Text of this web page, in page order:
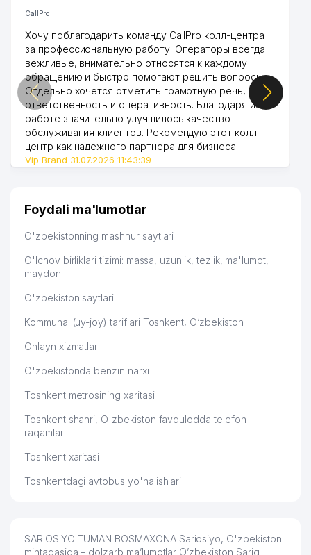
CallPro
Хочу поблагодарить команду CallPro колл-центра
за профессиональную работу. Операторы всегда
вежливые, внимательно относятся к каждому
обращению и быстро помогают решить вопросы.
Отдельно хочется отметить грамотную речь,
ответственность и оперативность. Благодаря их
работе значительно улучшилось качество
обслуживания клиентов. Рекомендую этот колл-
центр как надежного партнера для бизнеса.
Vip Brand 31.07.2026 11:43:39
Foydali ma'lumotlar
O'zbekistonning mashhur saytlari
O'lchov birliklari tizimi: massa, uzunlik, tezlik, ma'lumot,
maydon
O'zbekiston saytlari
Kommunal (uy-joy) tariflari Toshkent, O‘zbekiston
Onlayn xizmatlar
O'zbekistonda benzin narxi
Toshkent metrosining xaritasi
Toshkent shahri, O'zbekiston favqulodda telefon
raqamlari
Toshkent xaritasi
Toshkentdagi avtobus yo'nalishlari
SARIOSIYO TUMAN BOSMAXONA Sariosiyo, O'zbekiston
mintaqasida – dolzarb ma’lumotlar O’zbekiston Sariq